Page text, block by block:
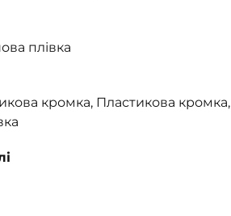
плівка
кромка, Пластикова кромка,